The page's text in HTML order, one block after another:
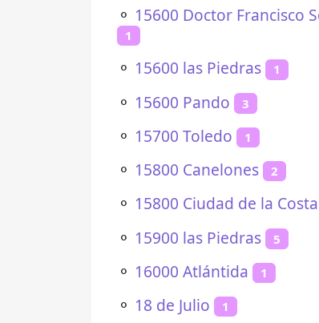
⚬ 15600 Doctor Francisco
1
⚬ 15600 las Piedras 1
⚬ 15600 Pando 3
⚬ 15700 Toledo 1
⚬ 15800 Canelones 2
⚬ 15800 Ciudad de la Costa
⚬ 15900 las Piedras 5
⚬ 16000 Atlántida 1
⚬ 18 de Julio 1